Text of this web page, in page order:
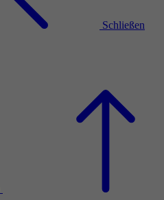
Schließen